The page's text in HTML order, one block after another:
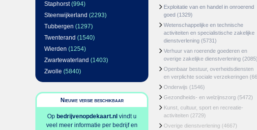
Staphorst(994)
Steenwijkerland (2293)
Tubbergen (1297)
Twenterand (1540)
Wierden (1254)
Zwartewaterland (1403)
Zwolle (5840)
Nieuwe versie beschikbaar
Op bedrijvenopdekaart.nl vindt u
veel meer informatie per bedrijf en
Exploitatie van en handel in onroerend
goed (1329)
Wetenschappelijke en technische
activiteiten en specialistische zakelijke
dienstverlening (5731)
Verhuur van roerende goederen en
overige zakelijke dienstverlening (2085)
Openbaar bestuur, overheidsdiensten
en verplichte sociale verzekeringen
Onderwijs (1546)
Gezondheids- en welzijnszorg (5472)
Kunst, cultuur, sport en recreatie-
activiteiten (2729)
Overige dienstverlening (4667)